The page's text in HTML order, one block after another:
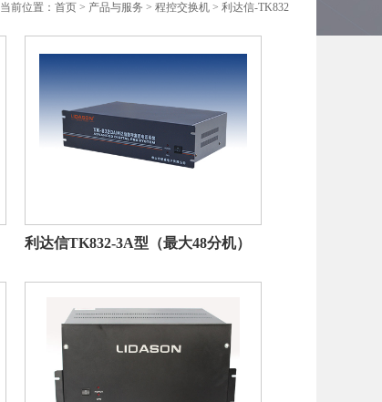
当前位置： 首页 > 产品与服务 > 程控交换机 > 利达信-TK832
利达信TK832-3A型（最大48分机）